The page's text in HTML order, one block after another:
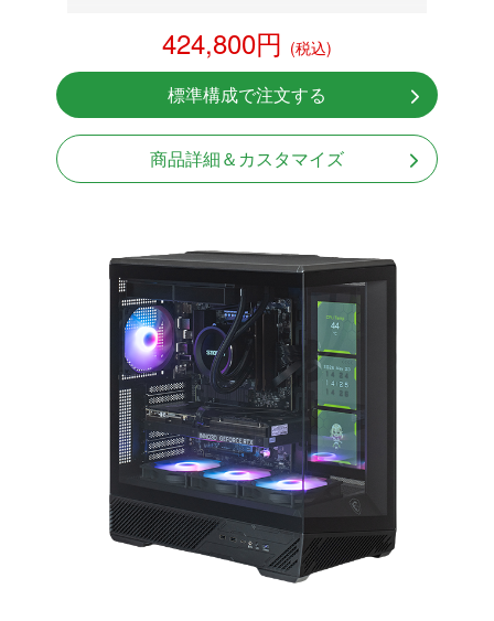
NVMeSSD 1TB
無線LAN Bluetooth対応
Windows11 Home 64bit
LCDスクリーン搭載
424,800円 (税込)
標準構成で注文する
商品詳細＆カスタマイズ